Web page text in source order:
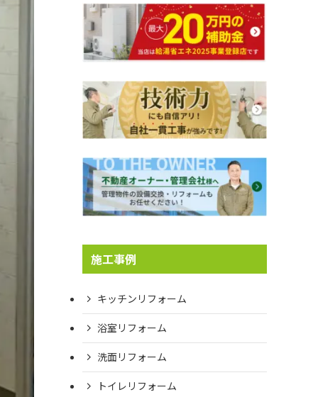
施工事例
キッチンリフォーム
浴室リフォーム
洗面リフォーム
トイレリフォーム